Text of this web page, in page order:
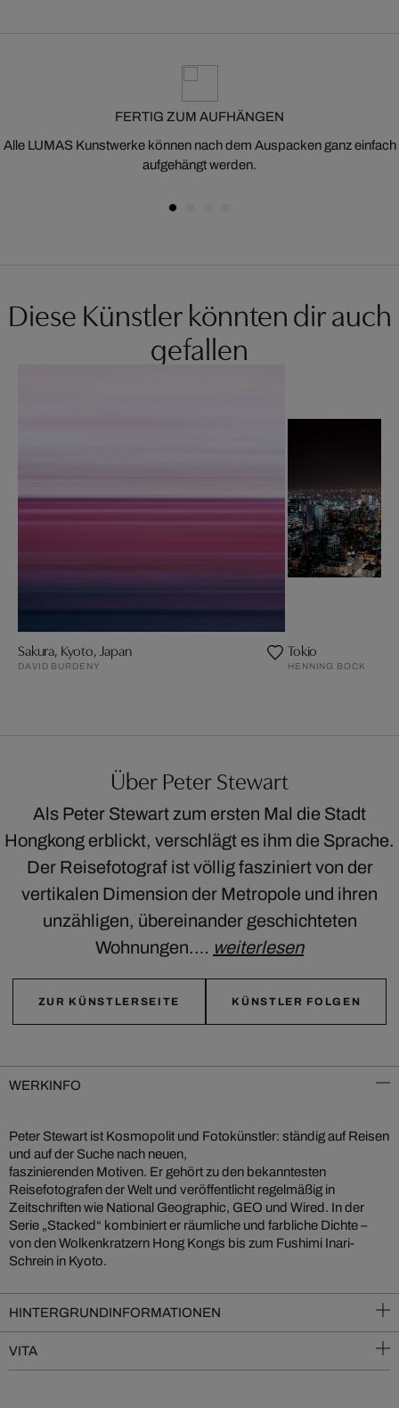
FERTIG ZUM AUFHÄNGEN
Alle LUMAS Kunstwerke können nach dem Auspacken ganz einfach
aufgehängt werden.
Diese Künstler könnten dir auch
gefallen
Sakura, Kyoto, Japan
DAVID BURDENY
Tokio
HENNING BOCK
Über Peter Stewart
Als Peter Stewart zum ersten Mal die Stadt
Hongkong erblickt, verschlägt es ihm die Sprache.
Der Reisefotograf ist völlig fasziniert von der
vertikalen Dimension der Metropole und ihren
unzähligen, übereinander geschichteten
Wohnungen.… weiterlesen
ZUR KÜNSTLERSEITE KÜNSTLER FOLGEN
WERKINFO
Peter Stewart ist Kosmopolit und Fotokünstler: ständig auf Reisen
und auf der Suche nach neuen,
faszinierenden Motiven. Er gehört zu den bekanntesten
Reisefotografen der Welt und veröffentlicht regelmäßig in
Zeitschriften wie National Geographic, GEO und Wired. In der
Serie „Stacked“ kombiniert er räumliche und farbliche Dichte –
von den Wolkenkratzern Hong Kongs bis zum Fushimi Inari-
Schrein in Kyoto.
HINTERGRUNDINFORMATIONEN
VITA